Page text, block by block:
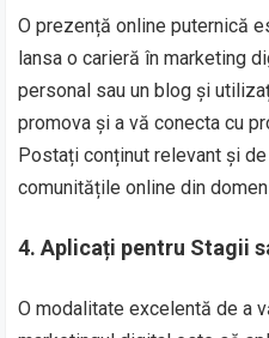
O prezență online puternică
lansa o carieră în marketing
personal sau un blog și
promova și a vă conecta cu
Postați conținut relevant și
comunitățile online din
4. Aplicați pentru Stagii
O modalitate excelentă de a